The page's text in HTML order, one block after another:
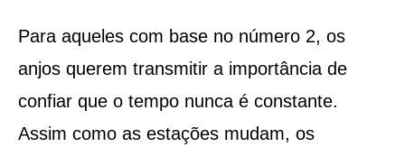
Para aqueles com base no número 2, os
anjos querem transmitir a importância de
confiar que o tempo nunca é constante.
Assim como as estações mudam, os